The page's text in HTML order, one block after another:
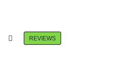
REVIEWS